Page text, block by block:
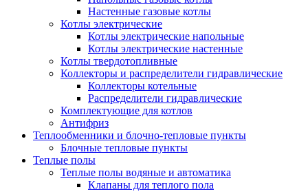
Настенные газовые котлы
Котлы электрические
Котлы электрические напольные
Котлы электрические настенные
Котлы твердотопливные
Коллекторы и распределители гидравлические
Коллекторы котельные
Распределители гидравлические
Комплектующие для котлов
Антифриз
Теплообменники и блочно-тепловые пункты
Блочные тепловые пункты
Теплые полы
Теплые полы водяные и автоматика
Клапаны для теплого пола